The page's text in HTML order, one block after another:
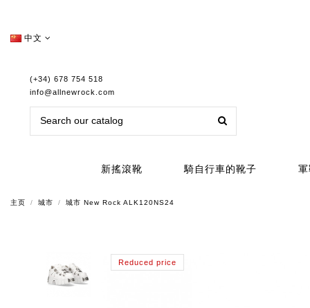
中文
(+34) 678 754 518
info@allnewrock.com
新搖滾靴 騎自行車的靴子
主页 城市 城市 New Rock ALK120NS24
Reduced price